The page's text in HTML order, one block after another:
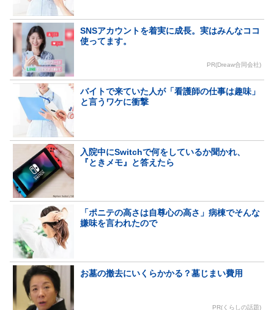
SNSアカウントを着実に成長。実はみんなココ
使ってます。
PR(Dreaw合同会社)
バイトで来ていた人が「看護師の仕事は趣味」
と言うワケに衝撃
入院中にSwitchで何をしているか聞かれ、
『ときメモ』と答えたら
「ポニテの高さは自尊心の高さ」病棟でそんな
嫌味を言われたので
お墓の撤去にいくらかかる？墓じまい費用
PR(くらしの話題)